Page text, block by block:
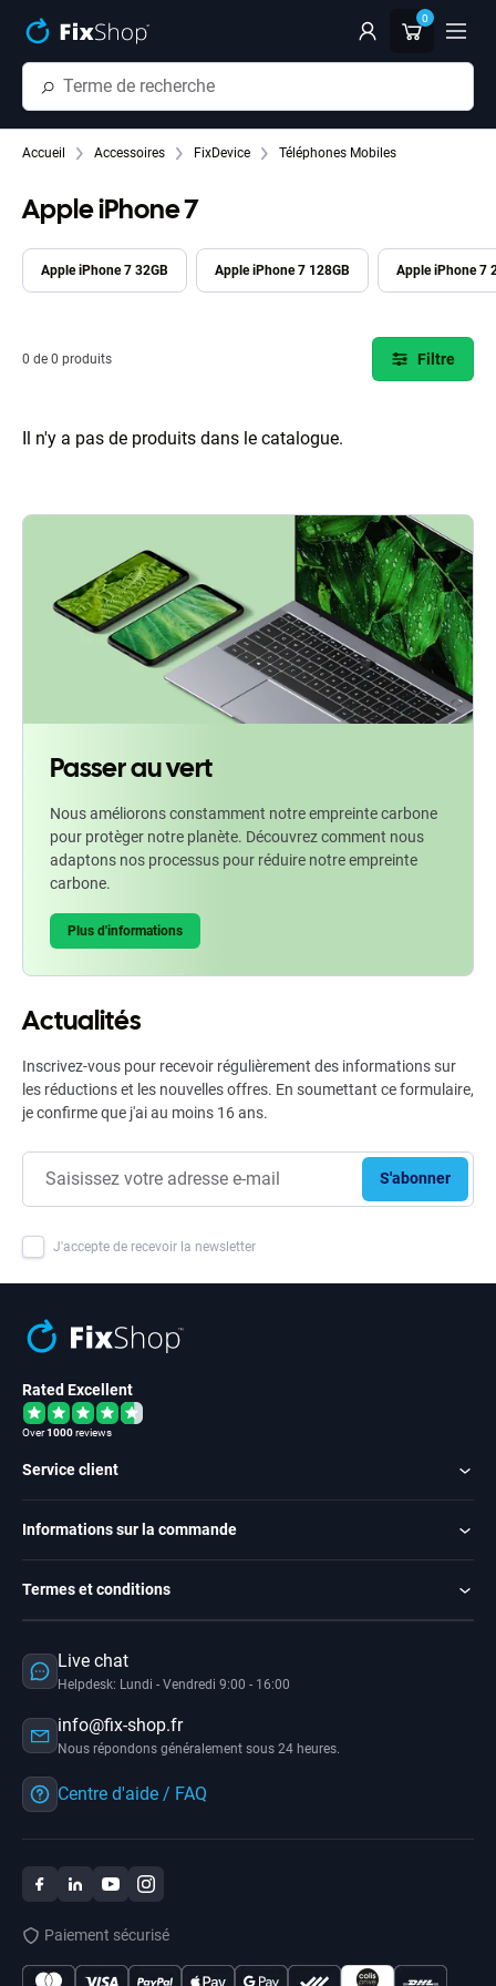
0
Accueil Accessoires FixDevice Téléphones Mobiles
Apple iPhone 7
Apple iPhone 7 32GB Apple iPhone 7 128GB Apple iPhone 7
0 de 0 produits Filtre
Il n'y a pas de produits dans le catalogue.
Passer au vert
Nous améliorons constamment notre empreinte carbone
pour protèger notre planète. Découvrez comment nous
adaptons nos processus pour réduire notre empreinte
carbone.
Plus d'informations
Actualités
Inscrivez-vous pour recevoir régulièrement des informations sur
les réductions et les nouvelles offres. En soumettant ce formulaire,
je confirme que j'ai au moins 16 ans.
S'abonner
J'accepte de recevoir la newsletter
Rated Excellent
Over1000reviews
Service client
Informations sur la commande
Termes et conditions
Live chat
Helpdesk: Lundi - Vendredi 9:00 - 16:00
info@fix-shop.fr
Nous répondons généralement sous 24 heures.
Centre d'aide / FAQ
Paiement sécurisé